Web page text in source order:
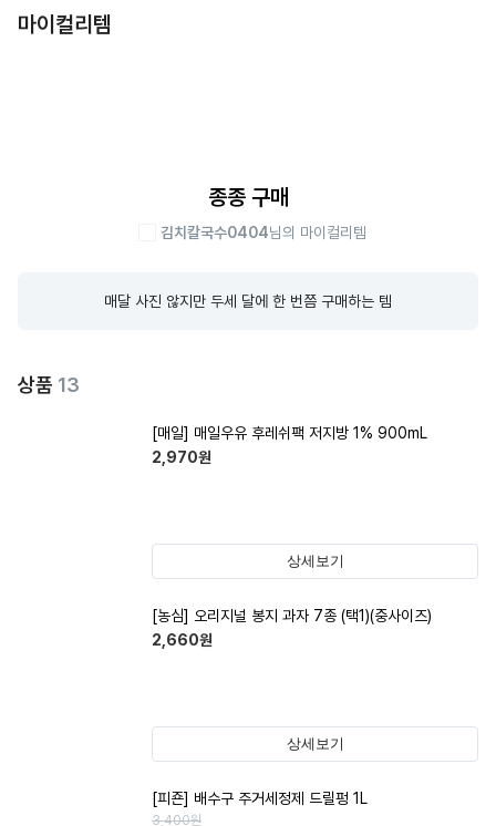
마이컬리템
종종 구매
김치칼국수0404님의 마이컬리템
매달 사진 않지만 두세 달에 한 번쯤 구매하는 템
상품 13
[매일] 매일우유 후레쉬팩 저지방 1% 900mL
2,970원
상세보기
[농심] 오리지널 봉지 과자 7종 (택1)(중사이즈)
2,660원
상세보기
[피죤] 배수구 주거세정제 드릴펑 1L
3,400원